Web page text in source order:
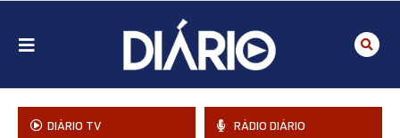
DIÁRIO TV RÁDIO DIÁRIO